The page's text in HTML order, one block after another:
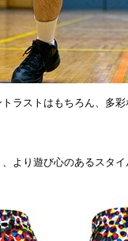
ラストはもちろん、多
より遊び心のあるスタイ